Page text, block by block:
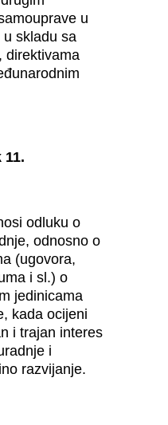
u
skladu sa
direktivama
11.
odluku o
odnosno o
(ugovora,
i sl.) o
jedinicama
kada ocijeni
i trajan interes
i
razvijanje.